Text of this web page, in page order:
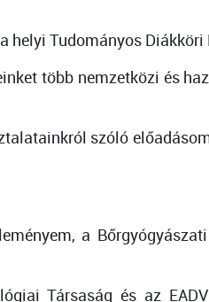
helyi Tudományos Diákköri
több nemzetközi és
szóló
a
Társaság és az